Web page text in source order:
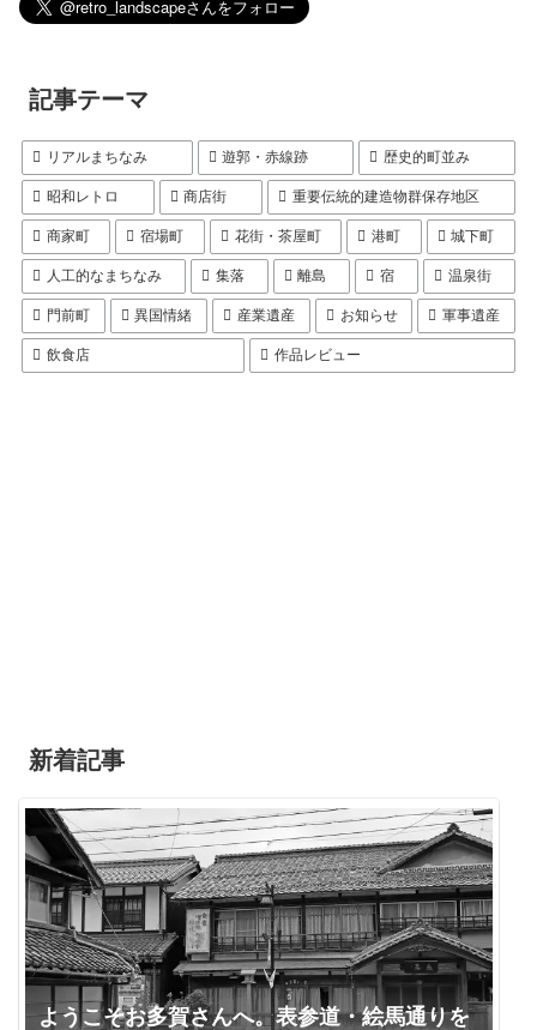
記事テーマ
リアルまちなみ 遊郭・赤線跡 歴史的町並み
昭和レトロ 商店街 重要伝統的建造物群保存地区
商家町 宿場町 花街・茶屋町 港町 城下町
人工的なまちなみ 集落 離島 宿 温泉街
門前町 異国情緒 産業遺産 お知らせ 軍事遺産
飲食店 作品レビュー
新着記事
ようこそお多賀さんへ。表参道・絵馬通りを